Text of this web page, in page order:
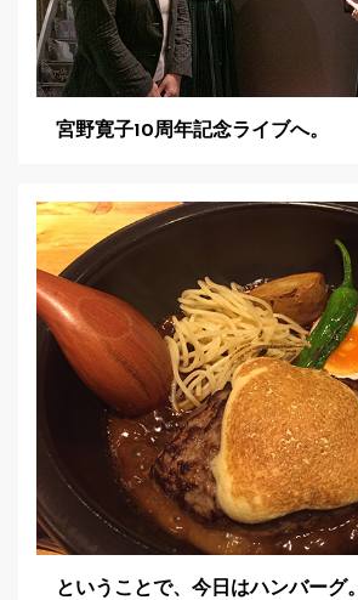
宮野寛子10周年記念ライブへ。
ということで、今日はハンバーグ。